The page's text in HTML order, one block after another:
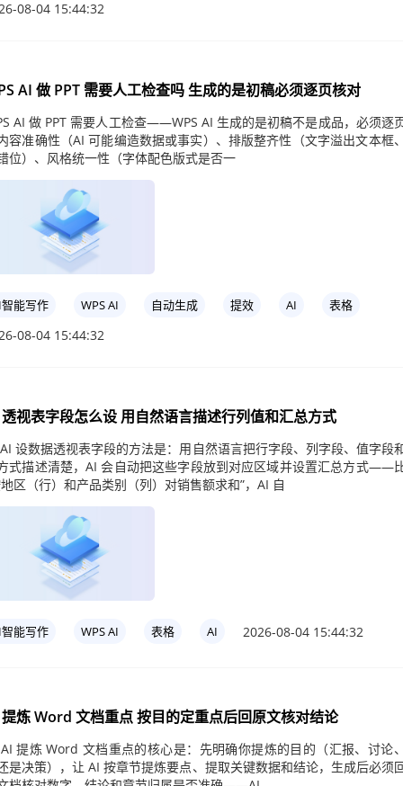
08-04 15:44:32
AI 做 PPT 需要人工检查吗 生成的是初稿必须逐页核对
AI 做 PPT 需要人工检查——WPS AI 生成的是初稿不是成品，必须逐
容准确性（AI 可能编造数据或事实）、排版整齐性（文字溢出文本框
位）、风格统一性（字体配色版式是否一
能写作 WPS AI 自动生成 提效 AI 表格
08-04 15:44:32
视表字段怎么设 用自然语言描述行列值和汇总方式
设数据透视表字段的方法是：用自然语言把行字段、列字段、值字段
式描述清楚，AI 会自动把这些字段放到对应区域并设置汇总方式——
区（行）和产品类别（列）对销售额求和”，AI 自
能写作 WPS AI 表格 AI 2026-08-04 15:44:32
炼 Word 文档重点 按目的定重点后回原文核对结论
提炼 Word 文档重点的核心是：先明确你提炼的目的（汇报、讨论
是决策），让 AI 按章节提炼要点、提取关键数据和结论，生成后必须